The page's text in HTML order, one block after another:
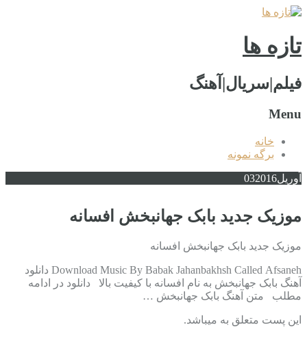
تازه ها
فیلم|سریال|آهنگ
Menu
خانه
برگه نمونه
آوریل 032016
موزیک جدید بابک جهانبخش افسانه
موزیک جدید بابک جهانبخش افسانه
Download Music By Babak Jahanbakhsh Called Afsaneh دانلود
آهنگ بابک جهانبخش به نام افسانه با کیفیت بالا دانلود در ادامه
مطلب متن آهنگ بابک جهانبخش …
این پست متعلق به میباشد.